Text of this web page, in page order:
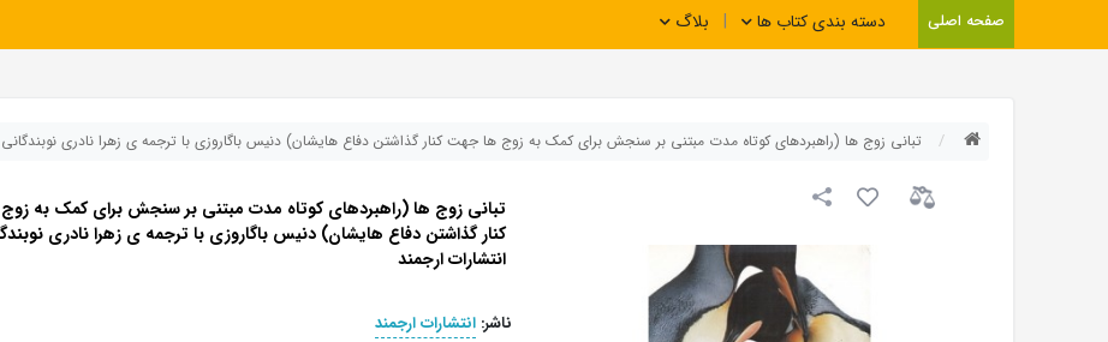
صفحه اصلی دسته بندی کتاب ها بلاگ
تبانی زوج ها (راهبردهای کوتاه مدت مبتنی بر سنجش برای کمک به زوج ها جهت کنار گذاشتن دفاع هایشان) دنیس باگاروزی با ترجمه ی زهرا نادری نوبندگانی
تبانی زوج ها (راهبردهای کوتاه مدت مبتنی بر سنجش برای کمک به
کنار گذاشتن دفاع هایشان) دنیس باگاروزی با ترجمه ی زهرا نادری
انتشارات ارجمند
ناشر: انتشارات ارجمند